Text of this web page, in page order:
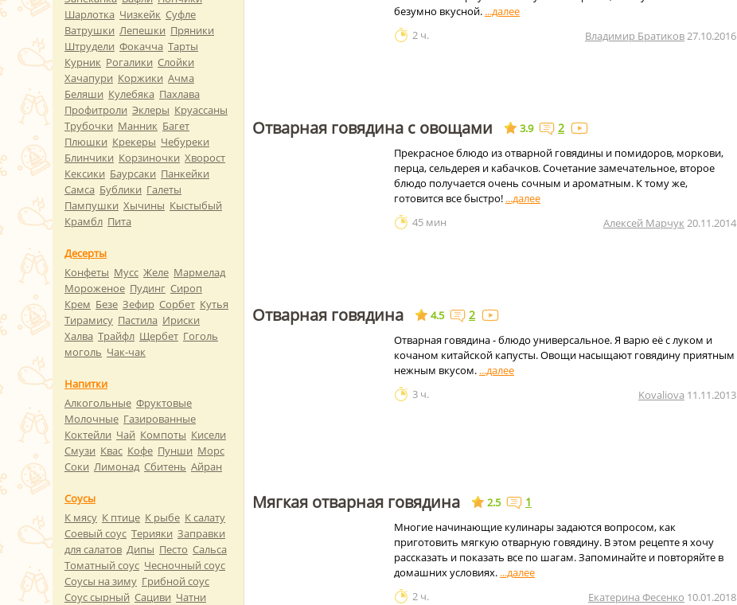
безумно вкусной.
2 ч.
Владимир Братиков27.10.2016
Отварная говядина с овощами 3.9 2
Прекрасное блюдо из отварной говядины и помидоров, моркови,
перца, сельдерея и кабачков. Сочетание замечательное, второе
блюдо получается очень сочным и ароматным. К тому же,
готовится все быстро!
45 мин
Алексей Марчук 20.11.2014
Отварная говядина 4.5 2
Отварная говядина - блюдо универсальное. Я варю её с луком и
кочаном китайской капусты. Овощи насыщают говядину приятным
нежным вкусом.
3 ч.
Kovaliova 11.11.2013
Мягкая отварная говядина 2.5 1
Многие начинающие кулинары задаются вопросом, как
приготовить мягкую отварную говядину. В этом рецепте я хочу
рассказать и показать все по шагам. Запоминайте и повторяйте в
домашних условиях.
2 ч.
Екатерина Фесенко 10.01.2018
Шарлотка Чизкейк Суфле
Ватрушки Лепешки Пряники
Штрудели Фокачча Тарты
Курник Рогалики Слойки
Хачапури Коржики Ачма
Беляши Кулебяка Пахлава
Профитроли Эклеры Круассаны
Трубочки Манник Багет
Плюшки Крекеры Чебуреки
Блинчики Корзиночки Хворост
Кексики Баурсаки Панкейки
Самса Бублики Галеты
Пампушки Хычины Кыстыбый
Крамбл Пита
Десерты
Конфеты Мусс Желе Мармелад
Мороженое Пудинг Сироп
Крем Безе Зефир Сорбет Кутья
Тирамису Пастила Ириски
Халва Трайфл Щербет Гоголь
моголь Чак-чак
Напитки
Алкогольные Фруктовые
Молочные Газированные
Коктейли Чай Компоты Кисели
Смузи Квас Кофе Пунши Морс
Соки Лимонад Сбитень Айран
Соусы
К мясу К птице К рыбе К салату
Соевый соус Терияки Заправки
для салатов Дипы Песто Сальса
Томатный соус Чесночный соус
Соусы на зиму Грибной соус
Соус сырный Сациви Чатни